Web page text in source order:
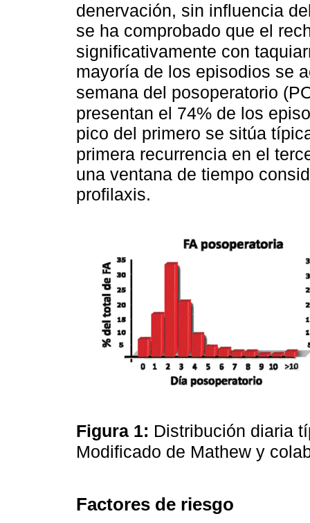
denervación, sin influencia
se ha comprobado que el
significativamente con
mayoría de los episodios se
semana del posoperatorio
presentan el 74% de los
pico del primero se sitúa
primera recurrencia en el
una ventana de tiempo
profilaxis.
Figura 1: Distribución diaria
Modificado de Mathew y
Factores de riesgo